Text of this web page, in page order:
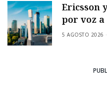
Ericsson
por voz
5 AGOSTO 2026